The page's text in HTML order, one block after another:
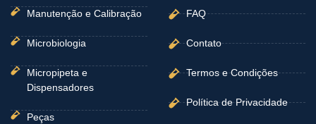
Manutenção e Calibração
Microbiologia
Micropipeta e
Dispensadores
Peças
FAQ
Contato
Termos e Condições
Política de Privacidade